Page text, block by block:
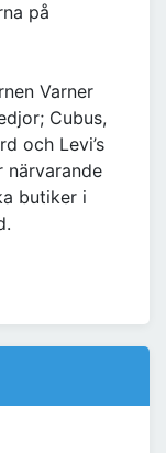
på
Varner
Cubus,
och Levi’s
närvarande
butiker i